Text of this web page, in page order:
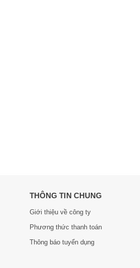
THÔNG TIN CHUNG
Giới thiệu về công ty
Phương thức thanh toán
Thông báo tuyển dụng